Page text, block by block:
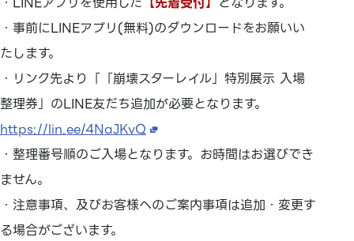
・事前にLINEアプリ(無料)のダウンロードをお願いい
たします。
・リンク先より「「崩壊スターレイル」特別展示 入場
整理券」のLINE友だち追加が必要となります。
https://lin.ee/4NaJKvQ
・整理番号順のご入場となります。お時間はお選びでき
ません。
・注意事項、及びお客様へのご案内事項は追加・変更す
る場合がございます。